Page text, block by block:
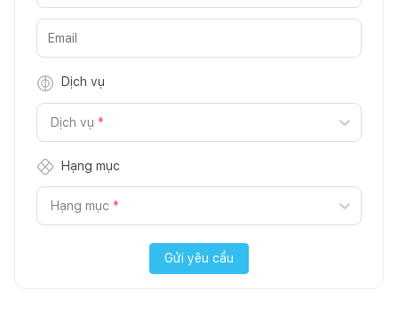
Dịch vụ
Dịch vụ *
Hạng mục
Hạng mục *
Gửi yêu cầu